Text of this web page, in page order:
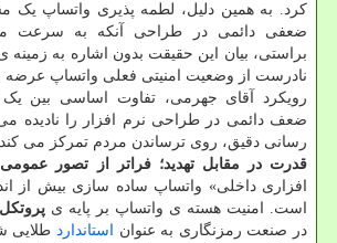
کرد. به همین دلیل، لطمه پذیری واتساپ یک
ضعفی دائمی در طراحی آنکه به سرعت
براستی، بیان این حقیقت بدون اشاره به زمینه
نادرست از وضعیت امنیتی فعلی واتساپ عرضه
رویکرد آقای جهرمی، تفاوت اساسی بین
ضعف دائمی در طراحی نرم افزار را نادیده
رسانی دقیق، روی ترساندن مردم تمرکز می
قدرت در مقابل تهدید؛ فراتر از تصور عمومی
افزاری داخلی» واتساپ ساده سازی بیش از
است. امنیت هسته ی واتساپ بر پایه ی
در صنعت رمزنگاری به عنوان
استاندارد طلایی